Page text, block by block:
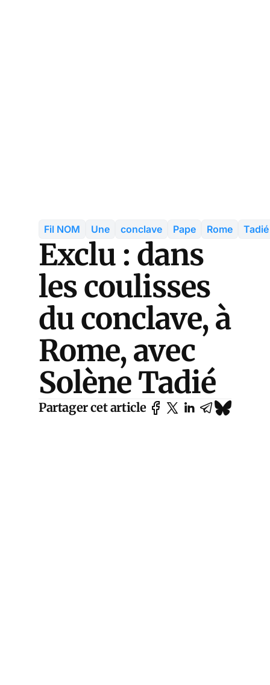
Fil NOM Une conclave Pape Rome Tadié
Exclu : dans
les coulisses
du conclave, à
Rome, avec
Solène Tadié
Partager cet article